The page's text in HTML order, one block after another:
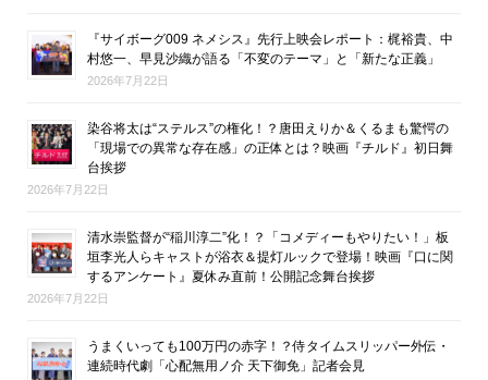
『サイボーグ009 ネメシス』先行上映会レポート：梶裕貴、中
村悠一、早見沙織が語る「不変のテーマ」と「新たな正義」
2026年7月22日
染谷将太は“ステルス”の権化！？唐田えりか＆くるまも驚愕の
「現場での異常な存在感」の正体とは？映画『チルド』初日舞
台挨拶
2026年7月22日
清水崇監督が“稲川淳二”化！？「コメディーもやりたい！」板
垣李光人らキャストが浴衣＆提灯ルックで登場！映画『口に関
するアンケート』夏休み直前！公開記念舞台挨拶
2026年7月22日
うまくいっても100万円の赤字！？侍タイムスリッパー外伝・
連続時代劇「心配無用ノ介 天下御免」記者会見